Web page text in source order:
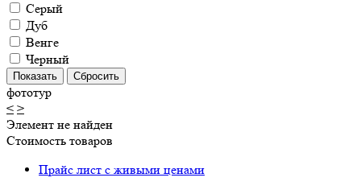
Серый
Дуб
Венге
Черный
фототур
< >
Элемент не найден
Стоимость товаров
Прайс лист с живыми ценами